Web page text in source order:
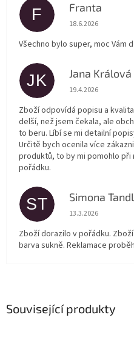
Související produkty
F Franta
Hodnocení
18.6.2026
Všechno bylo super, moc Vám
JK Jana Králová
Hodnocení
19.4.2026
Zboží odpovídá popisu a
delší, než jsem čekala, ale
to beru. Líbí se mi detailní
Určitě bych ocenila více
produktů, to by mi pomohlo při
pořádku.
ST Simona
Hodnocení
13.3.2026
Zboží dorazilo v pořádku.
barva sukně. Reklamace